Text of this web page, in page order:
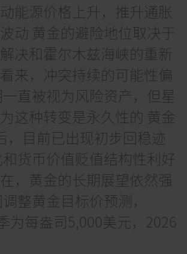
能源价格上升，推升通胀
动 黄金的避险地位取决于
决和霍尔木兹海峡的重新
来，冲突持续的可能性偏
直被视为风险资产，但星
这种转变是永久性的 黄金
，目前已出现初步回稳迹
货币价值贬值结构性利好
，黄金的长期展望依然强
整黄金目标价预测，
为每盎司5,000美元，2026